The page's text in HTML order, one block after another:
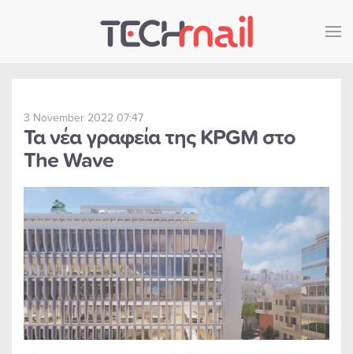
Skip to main content
3 November 2022 07:47
Τα νέα γραφεία της KPGM στο
The Wave